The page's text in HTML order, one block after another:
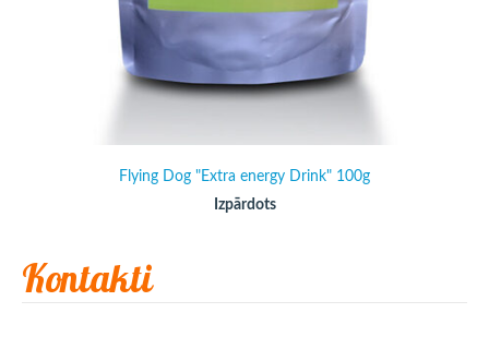
Kontakti
Flying Dog "Extra energy Drink" 100g
Izpārdots